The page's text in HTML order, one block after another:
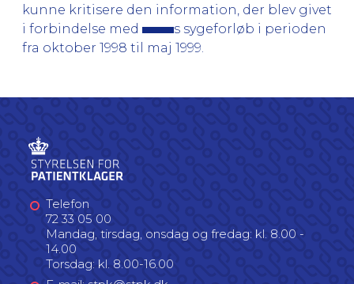
kunne kritisere den information, der blev givet
i forbindelse med
s sygeforløb i perioden
fra oktober 1998 til maj 1999.
Telefon
72 33 05 00
Mandag, tirsdag, onsdag og fredag: kl. 8.00 -
14.00
Torsdag: kl. 8.00-16.00